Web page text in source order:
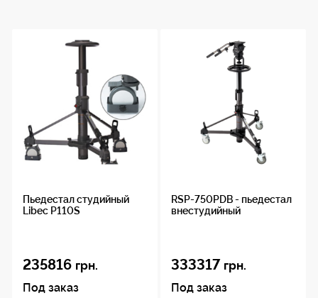
Пьедестал студийный
Libec P110S
235816 грн.
Под заказ
RSP-750PDB - пьедестал
внестудийный
333317 грн.
Под заказ